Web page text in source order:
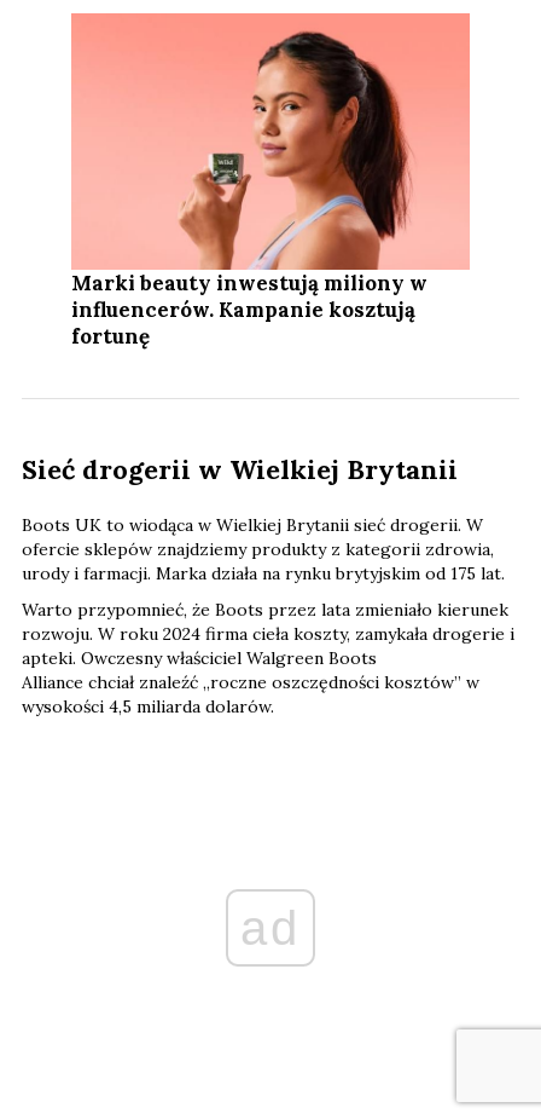
Marki beauty inwestują miliony w
influencerów. Kampanie kosztują
fortunę
Sieć drogerii w Wielkiej Brytanii
Boots UK to wiodąca w Wielkiej Brytanii sieć drogerii. W
ofercie sklepów znajdziemy produkty z kategorii zdrowia,
urody i farmacji. Marka działa na rynku brytyjskim od 175 lat.
Warto przypomnieć, że Boots przez lata zmieniało kierunek
rozwoju. W roku 2024 firma cieła koszty, zamykała drogerie i
apteki. Owczesny właściciel Walgreen Boots
Alliance chciał znaleźć „roczne oszczędności kosztów” w
wysokości 4,5 miliarda dolarów.
ad